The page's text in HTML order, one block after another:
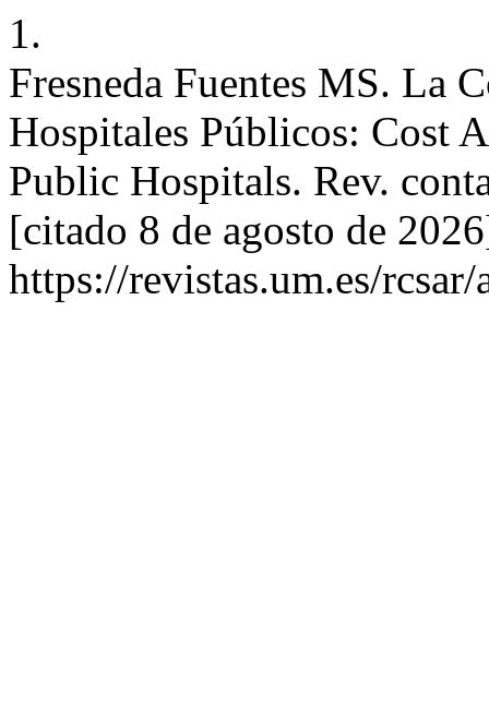
1.
Fresneda Fuentes MS. La
Hospitales Públicos: Cost
Public Hospitals. Rev.
[citado 8 de agosto de
https://revistas.um.es/